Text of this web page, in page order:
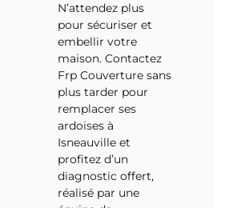
N’attendez plus
pour sécuriser et
embellir votre
maison. Contactez
Frp Couverture sans
plus tarder pour
remplacer ses
ardoises à
Isneauville et
profitez d’un
diagnostic offert,
réalisé par une